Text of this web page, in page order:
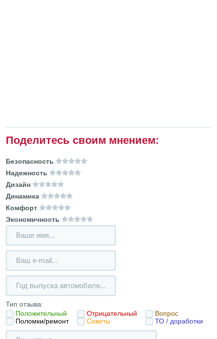
Поделитесь своим мнением:
Безопасность
Надежность
Дизайн
Динамика
Комфорт
Экономичность
Тип отзыва:
Положительный
Отрицательный
Вопрос
Поломки/ремонт
Советы ТО / доработки